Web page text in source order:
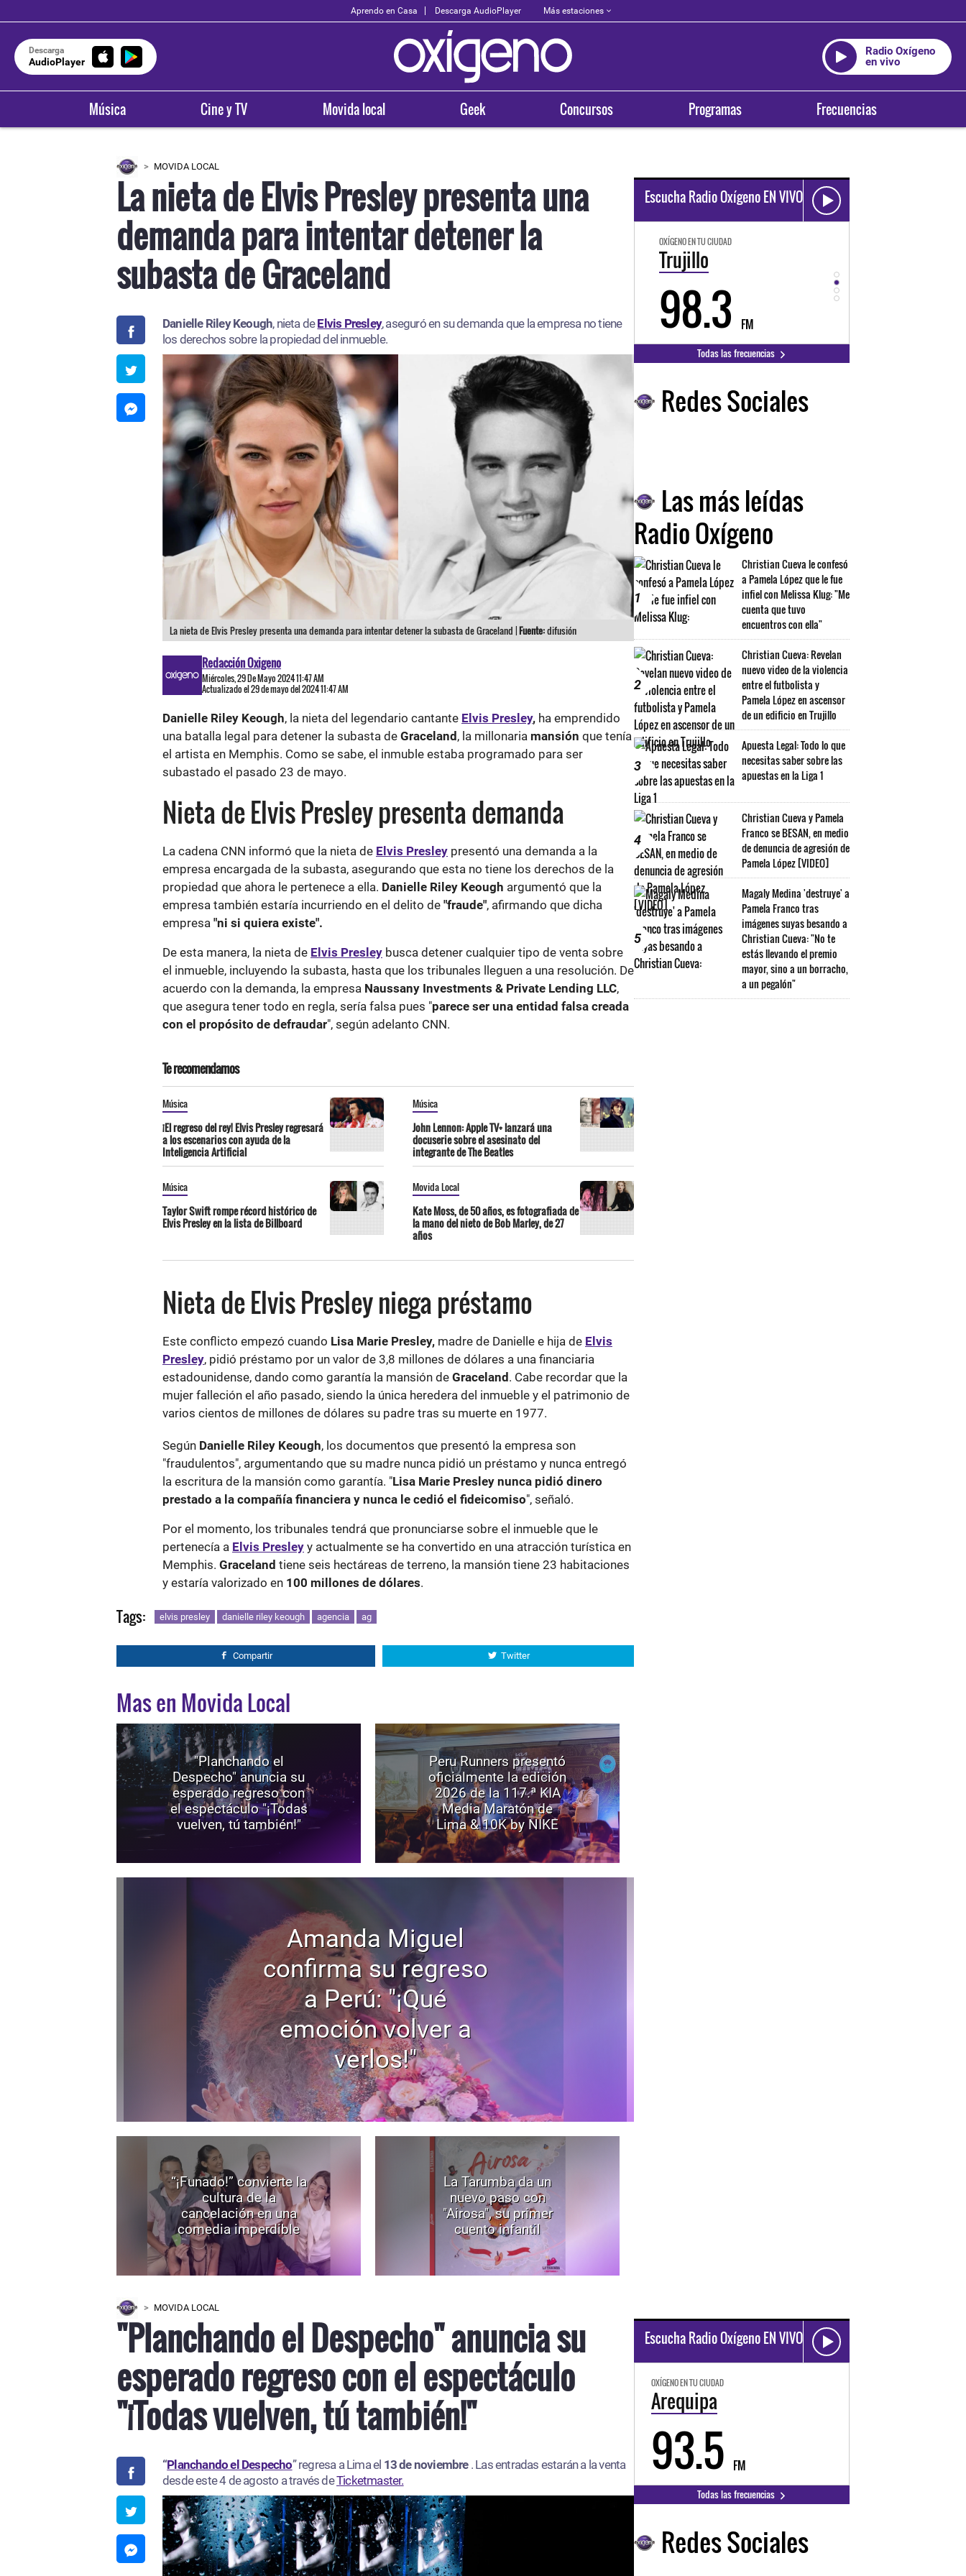
Aprendo en Casa Descarga AudioPlayer Más estaciones
Descarga
AudioPlayer
Radio Oxígeno
en vivo
Música Cine y TV Movida local Geek Concursos Programas Frecuencias
MOVIDA LOCAL
La nieta de Elvis Presley presenta una
demanda para intentar detener la
subasta de Graceland
Danielle Riley Keough, nieta deElvis Presley, aseguró en su demanda que la empresa no tiene
los derechos sobre la propiedad del inmueble.
La nieta de Elvis Presley presenta una demanda para intentar detener la subasta de Graceland |Fuente:difusión
Redacción Oxigeno
Miércoles, 29 De Mayo 2024 11:47 AM
Actualizado el 29 de mayo del 2024 11:47 AM
Danielle Riley Keough, la nieta del legendario cantante Elvis Presley, ha emprendido
una batalla legal para detener la subasta de Graceland , la millonaria mansión que tenía
el artista en Memphis. Como se sabe, el inmuble estaba programado para ser
subastado el pasado 23 de mayo.
Nieta de Elvis Presley presenta demanda
La cadena CNN informó que la nieta de Elvis Presley presentó una demanda a la
empresa encargada de la subasta, asegurando que esta no tiene los derechos de la
propiedad que ahora le pertenece a ella. Danielle Riley Keough argumentó que la
empresa también estaría incurriendo en el delito de "fraude", afirmando que dicha
empresa "ni si quiera existe".
De esta manera, la nieta de Elvis Presley busca detener cualquier tipo de venta sobre
el inmueble, incluyendo la subasta, hasta que los tribunales lleguen a una resolución. De
acuerdo con la demanda, la empresa Naussany Investments & Private Lending LLC,
que asegura tener todo en regla, sería falsa pues "parece ser una entidad falsa creada
con el propósito de defraudar", según adelanto CNN.
Te recomendamos
Música
¡El regreso del rey! Elvis Presley regresará
a los escenarios con ayuda de la
Inteligencia Artificial
Música
John Lennon: Apple TV+ lanzará una
docuserie sobre el asesinato del
integrante de The Beatles
Música
Taylor Swift rompe récord histórico de
Elvis Presley en la lista de Billboard
Movida Local
Kate Moss, de 50 años, es fotografiada de
la mano del nieto de Bob Marley, de 27
años
Nieta de Elvis Presley niega préstamo
Este conflicto empezó cuando Lisa Marie Presley, madre de Danielle e hija de Elvis
Presley, pidió préstamo por un valor de 3,8 millones de dólares a una financiaria
estadounidense, dando como garantía la mansión de Graceland . Cabe recordar que la
mujer falleción el año pasado, siendo la única heredera del inmueble y el patrimonio de
varios cientos de millones de dólares su padre tras su muerte en 1977.
Según Danielle Riley Keough, los documentos que presentó la empresa son
"fraudulentos", argumentando que su madre nunca pidió un préstamo y nunca entregó
la escritura de la mansión como garantía. "Lisa Marie Presley nunca pidió dinero
prestado a la compañía financiera y nunca le cedió el fideicomiso", señaló.
Por el momento, los tribunales tendrá que pronunciarse sobre el inmueble que le
pertenecía a Elvis Presley y actualmente se ha convertido en una atracción turística en
Memphis. Graceland tiene seis hectáreas de terreno, la mansión tiene 23 habitaciones
y estaría valorizado en 100 millones de dólares.
Tags: elvis presley danielle riley keough agencia ag
Compartir Twitter
Mas en Movida Local
"Planchando el
Despecho" anuncia su
esperado regreso con
el espectáculo "¡Todas
vuelven, tú también!"
Peru Runners presentó
oficialmente la edición
2026 de la 117.ª KIA
Media Maratón de
Lima & 10K by NIKE
Amanda Miguel
confirma su regreso
a Perú: "¡Qué
emoción volver a
verlos!"
“¡Funado!” convierte la
cultura de la
cancelación en una
comedia imperdible
La Tarumba da un
nuevo paso con
"Airosa", su primer
cuento infantil
Escucha Radio Oxígeno EN VIVO
OXÍGENO EN TU CIUDAD
Arequipa
93.5 FM
OXÍGENO EN TU CIUDAD
Trujillo
98.3 FM 94.3
Todas las frecuencias
Redes Sociales
Las más leídas
Radio Oxígeno
1
Christian Cueva le confesó
a Pamela López que le fue
infiel con Melissa Klug: "Me
cuenta que tuvo
encuentros con ella"
2
Christian Cueva: Revelan
nuevo video de la violencia
entre el futbolista y
Pamela López en ascensor
de un edificio en Trujillo
3
Apuesta Legal: Todo lo que
necesitas saber sobre las
apuestas en la Liga 1
4
Christian Cueva y Pamela
Franco se BESAN, en medio
de denuncia de agresión de
Pamela López [VIDEO]
5
Magaly Medina 'destruye' a
Pamela Franco tras
imágenes suyas besando a
Christian Cueva: "No te
estás llevando el premio
mayor, sino a un borracho,
a un pegalón"
MOVIDA LOCAL
"Planchando el Despecho" anuncia su
esperado regreso con el espectáculo
"¡Todas vuelven, tú también!"
“Planchando el Despecho” regresa a Lima el 13 de noviembre . Las entradas estarán a la venta
desde este 4 de agosto a través deTicketmaster.
Escucha Radio Oxígeno EN VIVO
OXÍGENO EN TU CIUDAD
Arequipa
93.5 FM
Todas las frecuencias
Redes Sociales